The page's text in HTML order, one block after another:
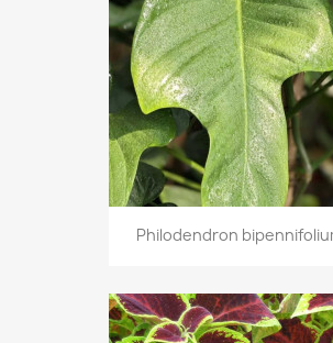
Philodendron